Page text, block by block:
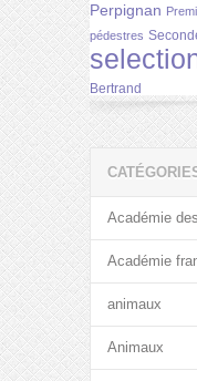
Perpignan
pédestres
Bertrand
Académie
Académie
animaux
Animaux